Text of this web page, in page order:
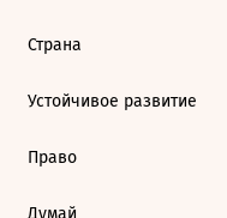
Страна
Устойчивое развитие
Право
Думай